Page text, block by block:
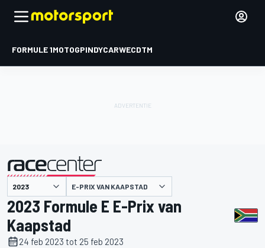
FORMULE 1MOTOGPINDYCARWECDTM
gepresenteerd door E-PRIX VAN KAAPSTAD
2023 Formule E E-Prix van
Kaapstad
24 feb 2023 tot 25 feb 2023